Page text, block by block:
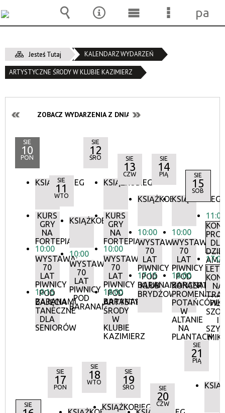
Jesteś Tutaj KALENDARZ WYDARZEŃ
ARTYSTYCZNE ŚRODY W KLUBIE KAZIMIERZ
ZOBACZ WYDARZENIA Z DNIA:
SIE
10
PON
KSIĄŻKOBIEG
KURS
GRY
NA
FORTEPIANIE
10:00
WYSTAWA:
70
LAT
PIWNICY
POD
BARANAMI
10:15
ZAJĘCIA
TANECZNE
DLA
SENIORÓW
SIE
11
WTO
KSIĄŻKOBIEG
10:00
WYSTAWA:
70
LAT
PIWNICY
POD
BARANAMI
SIE
12
ŚRO
KSIĄŻKOBIEG
KURS
GRY
NA
FORTEPIANIE
10:00
WYSTAWA:
70
LAT
PIWNICY
POD
BARANAMI
18:00
ARTYSTYCZNE
ŚRODY
W
KLUBIE
KAZIMIERZ
SIE
13
CZW
KSIĄŻKOBIEG
10:00
WYSTAWA:
70
LAT
PIWNICY
POD
BARANAMI
17:15
KLUB
BRYDŻOWY
SIE
14
PIĄ
KSIĄŻKOBIEG
10:00
WYSTAWA:
70
LAT
PIWNICY
POD
BARANAMI
18:00
KONCERTY
W
ALTANIE
NA
PLANTACH
SIE
15
SOB
11:00
DLA
17:00
NA
I
SIE
SIE
17
PON
SIE
18
WTO
KSIĄŻKOBIEG
SIE
19
ŚRO SIE
20
CZW
SIE
21
PIĄ
Wyszukiwarka
Narzędzia
MenuMenu